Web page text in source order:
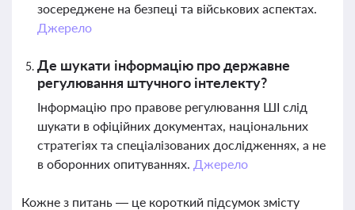
зосереджене на безпеці та військових аспектах.
Джерело
Де шукати інформацію про державне
регулювання штучного інтелекту?
Інформацію про правове регулювання ШІ слід
шукати в офіційних документах, національних
стратегіях та спеціалізованих дослідженнях, а не
в оборонних опитуваннях. Джерело
Кожне з питань — це короткий підсумок змісту